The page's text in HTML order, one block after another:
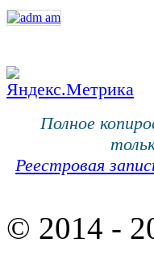
Полное
Реестровая
© 2014 -